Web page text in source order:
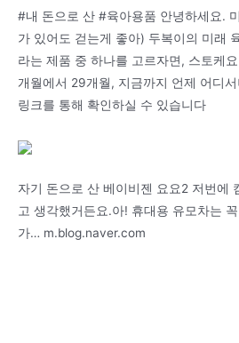
#내 돈으로 산 #육아용품 안녕하세요.
가 있어도 걷는게 좋아) 두복이의 미래
라는 제품 중 하나를 고르자면, 스토케
개월에서 29개월, 지금까지 언제 어디
링크를 통해 확인하실 수 있습니다
자기 돈으로 산 베이비젠 요요2 저번에
고 생각했거든요.아! 휴대용 유모차는
가… m.blog.naver.com